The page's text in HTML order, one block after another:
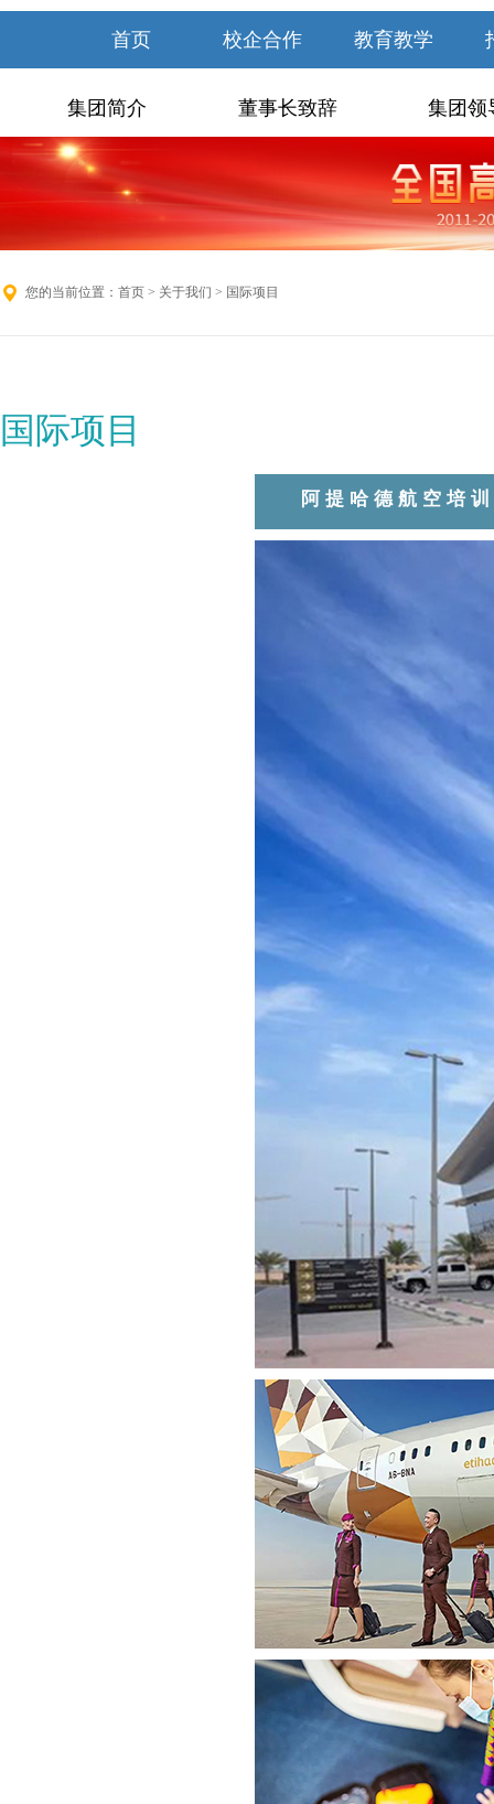
首页 校企合作 教育教学
集团简介 董事长致辞 集团领
您的当前位置： 首页 > 关于我们 > 国际项目
国际项目
阿提哈德航空培